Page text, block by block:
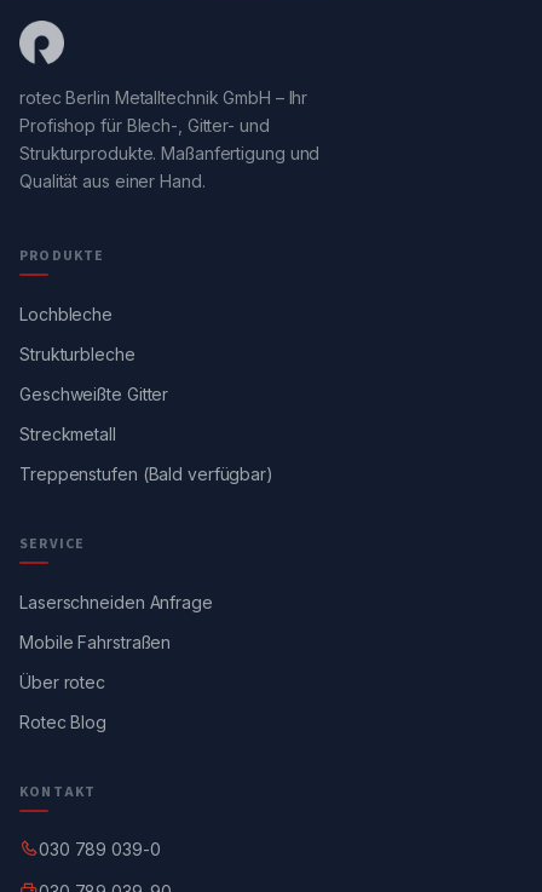
rotec Berlin Metalltechnik GmbH – Ihr
Profishop für Blech-, Gitter- und
Strukturprodukte. Maßanfertigung und
Qualität aus einer Hand.
PRODUKTE
Lochbleche
Strukturbleche
Geschweißte Gitter
Streckmetall
Treppenstufen (Bald verfügbar)
SERVICE
Laserschneiden Anfrage
Mobile Fahrstraßen
Über rotec
Rotec Blog
KONTAKT
030 789 039-0